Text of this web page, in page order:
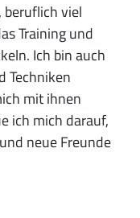
beruflich viel
Training und
Ich bin auch
Techniken
mit ihnen
ich mich darauf,
neue Freunde